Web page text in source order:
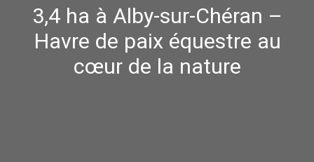
3,4 ha à Alby-sur-Chéran –
Havre de paix équestre au
cœur de la nature